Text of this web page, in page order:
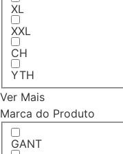
XL
XXL
CH
YTH
Ver Mais
Marca do Produto
GANT